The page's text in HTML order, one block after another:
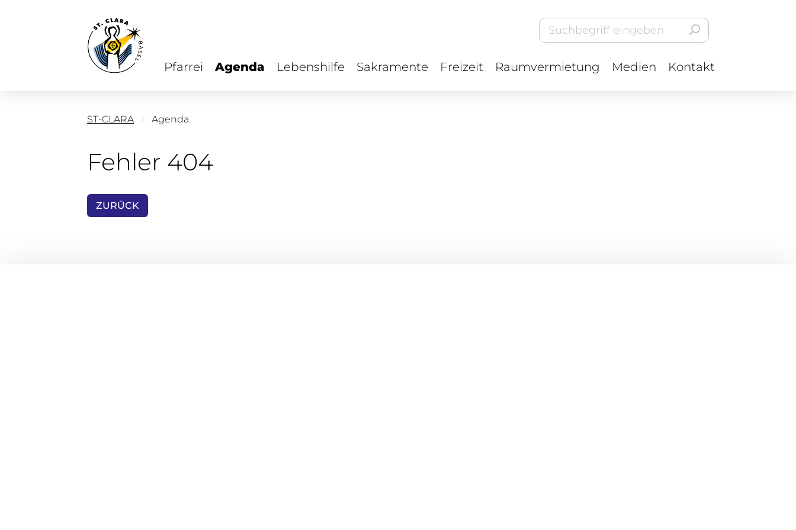
Pfarrei Agenda Lebenshilfe Sakramente Freizeit Raumvermietung Medien Kontakt
ST-CLARA Agenda
Fehler 404
ZURÜCK